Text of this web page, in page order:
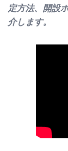
定方法、開設
介します。